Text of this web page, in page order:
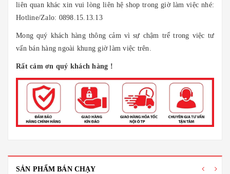
liên quan khác xin vui lòng liên hệ shop trong giờ làm việc nhé:
Hotline/Zalo: 0898.15.13.13
Mong quý khách hàng thông cảm vì sự chậm trể trong việc tư
vấn bán hàng ngoài khung giờ làm việc trên.
Rất cảm ơn quý khách hàng !
SẢN PHẨM BÁN CHẠY